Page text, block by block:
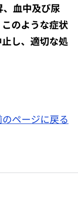
血中及び尿
のような症状
し、適切な処
のページに戻る